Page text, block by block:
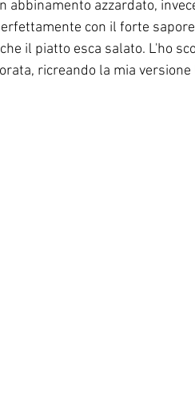
abbinamento azzardato,
con il forte
il piatto esca salato. L'ho
ricreando la mia versione